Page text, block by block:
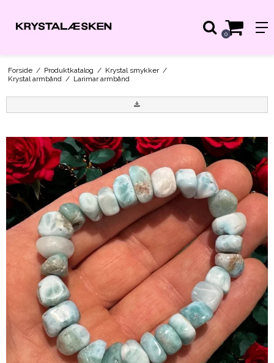
0
Forside / Produktkatalog / Krystal smykker /
Krystal armbånd / Larimar armbånd